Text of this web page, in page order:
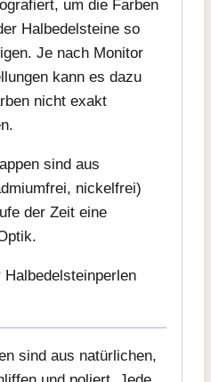
um die Farben
Halbedelsteine so
Je nach Monitor
kann es dazu
nicht exakt
sind aus
nickelfrei)
der Zeit eine
sind aus natürlichen,